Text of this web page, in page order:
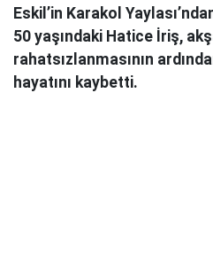
Eskil’in Karakol
50 yaşındaki Hatice İriş,
rahatsızlanmasının
hayatını kaybetti.